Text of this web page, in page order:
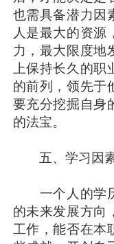
也需具备潜力因
人是最大的资源
力，最大限度地
上保持长久的
的前列，领先于
要充分挖掘自身
的法宝。
五、学习因素
一个人的学历
的未来发展方向
工作，能否在本